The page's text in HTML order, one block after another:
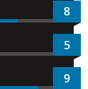
8
5
9